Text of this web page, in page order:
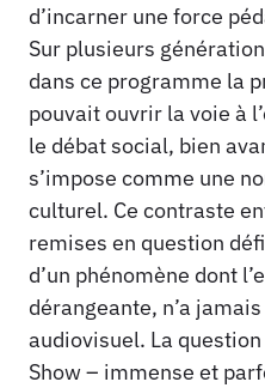
d’incarner une force
Sur plusieurs
dans ce programme la
pouvait ouvrir la voie à
le débat social, bien
s’impose comme une
culturel. Ce contraste
remises en question
d’un phénomène dont
dérangeante, n’a
audiovisuel. La
Show – immense et